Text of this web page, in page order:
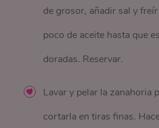
de grosor, añadir sal y
poco de aceite hasta que
doradas. Reservar.
Lavar y pelar la zanahoria
cortarla en tiras finas.